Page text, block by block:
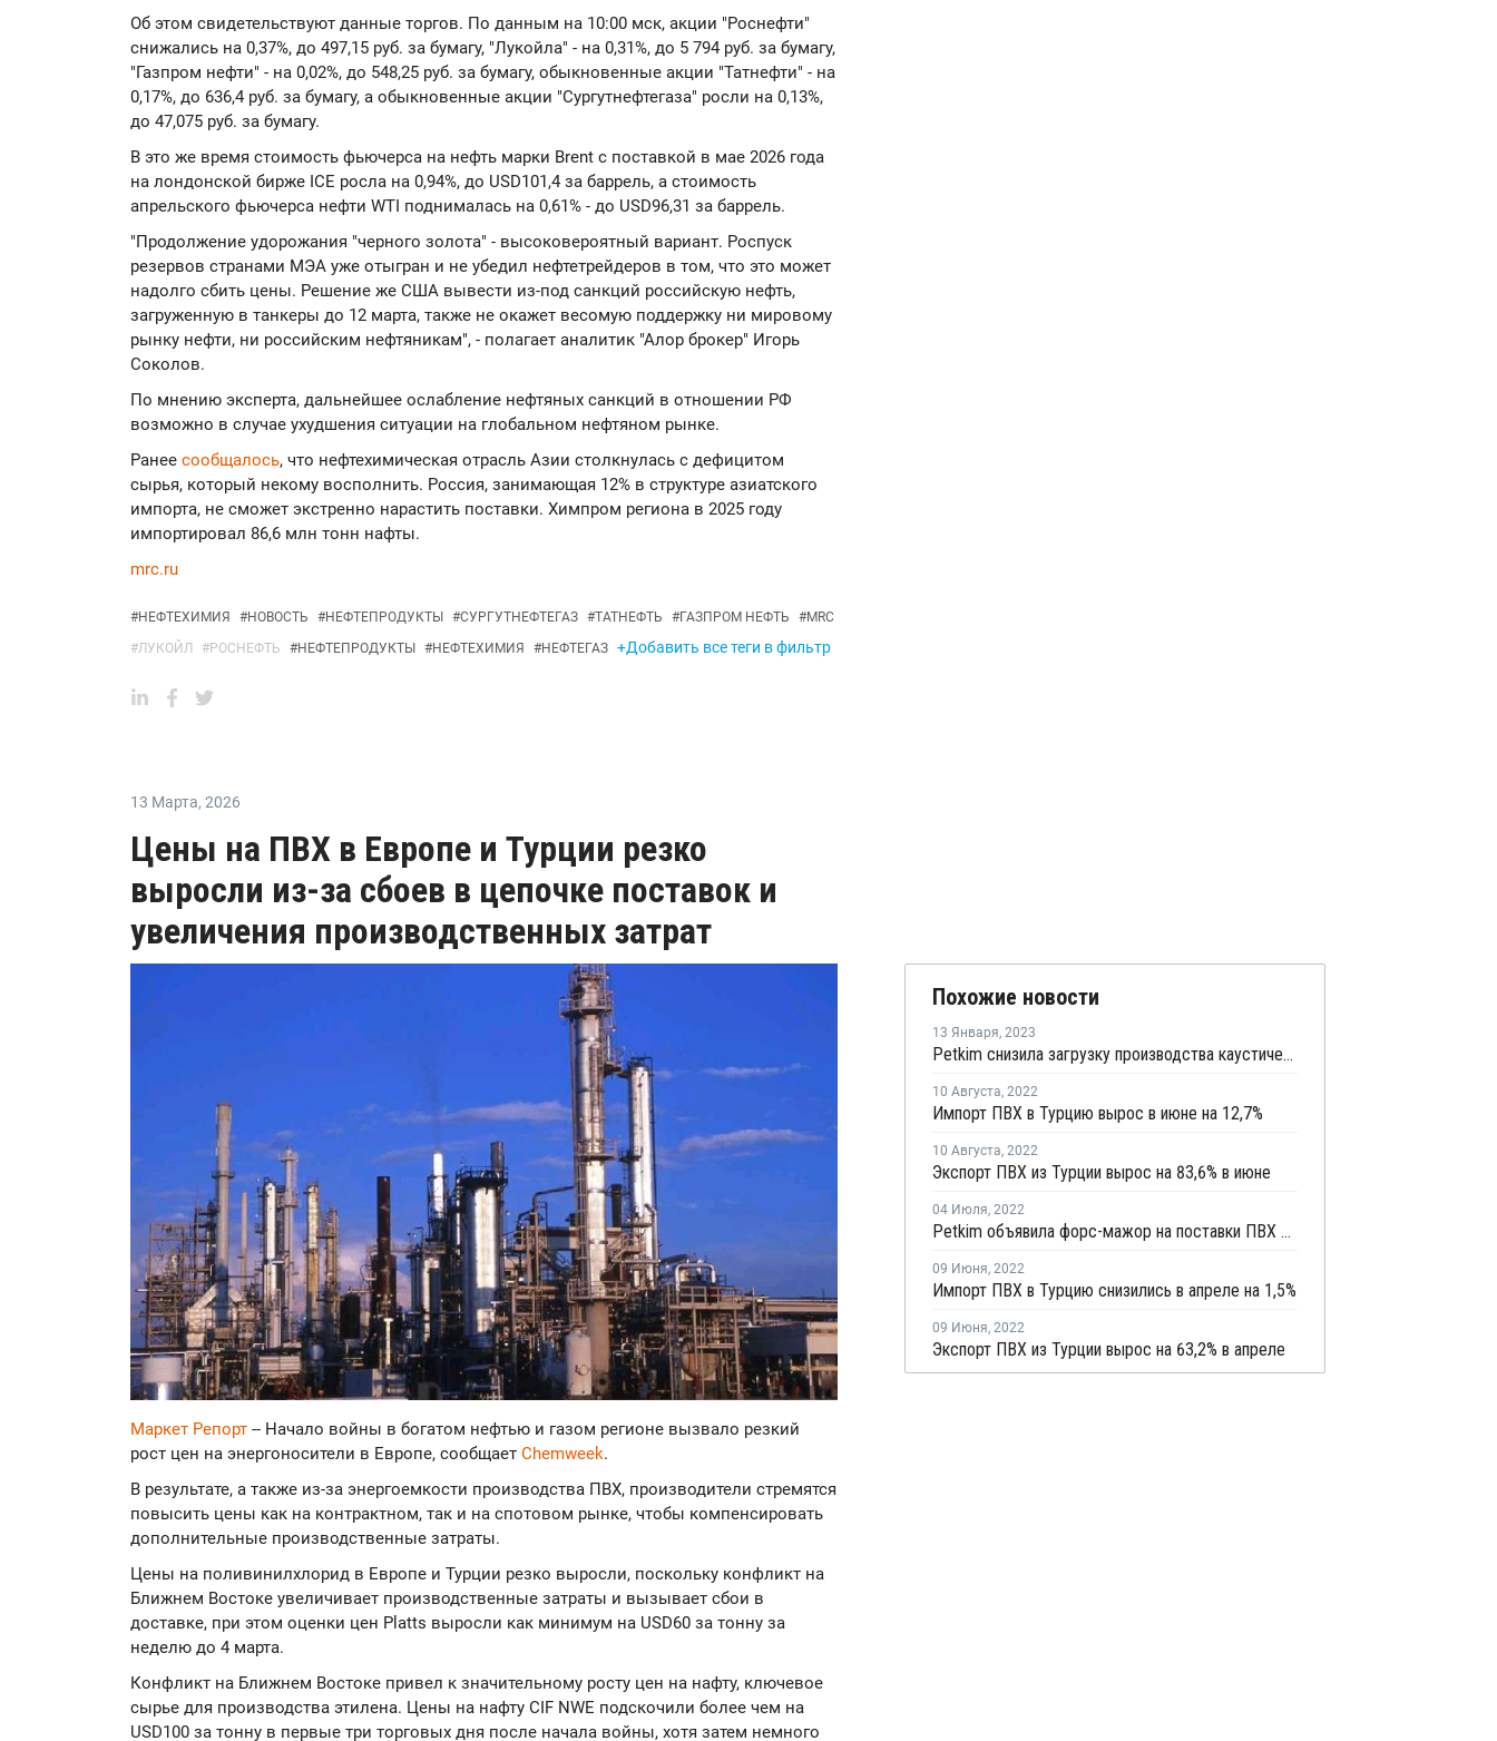
Об этом свидетельствуют данные торгов. По данным на 10:00 мск, акции "Роснефти"
снижались на 0,37%, до 497,15 руб. за бумагу, "Лукойла" - на 0,31%, до 5 794 руб. за бумагу,
"Газпром нефти" - на 0,02%, до 548,25 руб. за бумагу, обыкновенные акции "Татнефти" - на
0,17%, до 636,4 руб. за бумагу, а обыкновенные акции "Сургутнефтегаза" росли на 0,13%,
до 47,075 руб. за бумагу.
В это же время стоимость фьючерса на нефть марки Brent с поставкой в мае 2026 года
на лондонской бирже ICE росла на 0,94%, до USD101,4 за баррель, а стоимость
апрельского фьючерса нефти WTI поднималась на 0,61% - до USD96,31 за баррель.
"Продолжение удорожания "черного золота" - высоковероятный вариант. Роспуск
резервов странами МЭА уже отыгран и не убедил нефтетрейдеров в том, что это может
надолго сбить цены. Решение же США вывести из-под санкций российскую нефть,
загруженную в танкеры до 12 марта, также не окажет весомую поддержку ни мировому
рынку нефти, ни российским нефтяникам", - полагает аналитик "Алор брокер" Игорь
Соколов.
По мнению эксперта, дальнейшее ослабление нефтяных санкций в отношении РФ
возможно в случае ухудшения ситуации на глобальном нефтяном рынке.
Ранее сообщалось, что нефтехимическая отрасль Азии столкнулась с дефицитом
сырья, который некому восполнить. Россия, занимающая 12% в структуре азиатского
импорта, не сможет экстренно нарастить поставки. Химпром региона в 2025 году
импортировал 86,6 млн тонн нафты.
mrc.ru
#НЕФТЕХИМИЯ #НОВОСТЬ #НЕФТЕПРОДУКТЫ #СУРГУТНЕФТЕГАЗ #ТАТНЕФТЬ #ГАЗПРОМ НЕФТЬ #MRC
#ЛУКОЙЛ #РОСНЕФТЬ #НЕФТЕПРОДУКТЫ #НЕФТЕХИМИЯ #НЕФТЕГАЗ +Добавить все теги в фильтр
13 Марта, 2026
Цены на ПВХ в Европе и Турции резко
выросли из-за сбоев в цепочке поставок и
увеличения производственных затрат
Маркет Репорт -- Начало войны в богатом нефтью и газом регионе вызвало резкий
рост цен на энергоносители в Европе, сообщает Chemweek.
В результате, а также из-за энергоемкости производства ПВХ, производители стремятся
повысить цены как на контрактном, так и на спотовом рынке, чтобы компенсировать
дополнительные производственные затраты.
Цены на поливинилхлорид в Европе и Турции резко выросли, поскольку конфликт на
Ближнем Востоке увеличивает производственные затраты и вызывает сбои в
доставке, при этом оценки цен Platts выросли как минимум на USD60 за тонну за
неделю до 4 марта.
Конфликт на Ближнем Востоке привел к значительному росту цен на нафту, ключевое
сырье для производства этилена. Цены на нафту CIF NWE подскочили более чем на
USD100 за тонну в первые три торговых дня после начала войны, хотя затем немного
Похожие новости
13 Января, 2023
Petkim снизила загрузку производства каустической соды в Алиаге
10 Августа, 2022
Импорт ПВХ в Турцию вырос в июне на 12,7%
10 Августа, 2022
Экспорт ПВХ из Турции вырос на 83,6% в июне
04 Июля, 2022
Petkim объявила форс-мажор на поставки ПВХ в Турции
09 Июня, 2022
Импорт ПВХ в Турцию снизились в апреле на 1,5%
09 Июня, 2022
Экспорт ПВХ из Турции вырос на 63,2% в апреле